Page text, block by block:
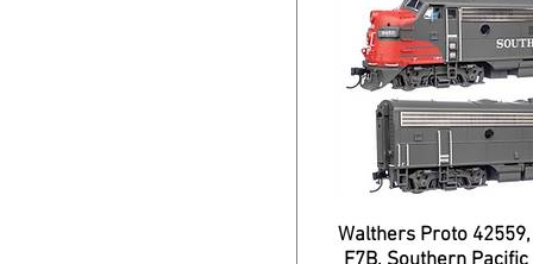
Walthers Proto 42559,